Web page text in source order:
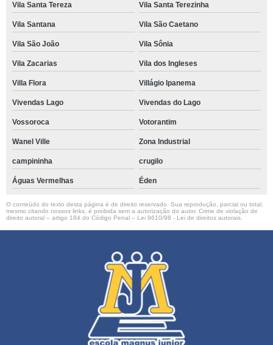
Vila Santa Tereza Vila Santa Terezinha
Vila Santana Vila São Caetano
Vila São João Vila Sônia
Vila Zacarias Vila dos Ingleses
Villa Flora Villágio Ipanema
Vivendas Lago Vivendas do Lago
Vossoroca Votorantim
Wanel Ville Zona Industrial
campininha crugilo
Águas Vermelhas Éden
O conteúdo do texto desta página é de direito reservado. Sua reprodução, parcial ou total,
mesmo citando nossos links, é proibida sem a autorização do autor. Crime de violação de
direito autoral – artigo 184 do Código Penal – Lei 9610/98 - Lei de direitos autorais